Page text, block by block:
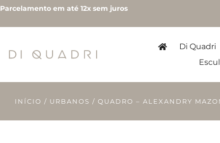
Parcelamento em até 12x sem juros
Di Quadri
INÍCIO / URBANOS / QUADRO – ALEXANDRY